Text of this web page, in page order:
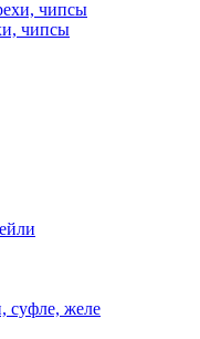
чипсы
суфле, желе